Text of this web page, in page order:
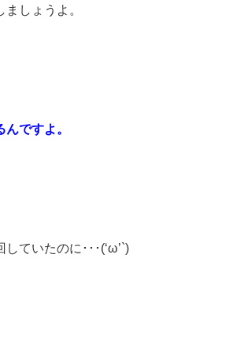
しょうよ。
ですよ。
ていたのに･･･(‘ω’`)